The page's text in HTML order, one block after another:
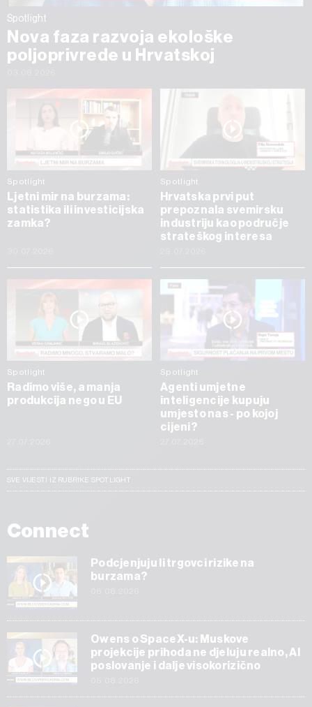
Spotlight
Nova faza razvoja ekološke
poljoprivrede u Hrvatskoj
Spotlight
Ljetni mir na burzama:
statistika ili investicijska
zamka?
Spotlight
Hrvatska prvi put
prepoznala svemirsku
industriju kao područje
strateškog interesa
Spotlight
Radimo više, a manja
produkcija nego u EU
Spotlight
Agenti umjetne
inteligencije kupuju
umjesto nas - po kojoj
cijeni?
SVE VIJESTI IZ RUBRIKE SPOTLIGHT
Connect
Podcjenjuju li trgovci rizike na
burzama?
Owens o SpaceX-u: Muskove
projekcije prihoda ne djeluju realno, AI
poslovanje i dalje visokorizično